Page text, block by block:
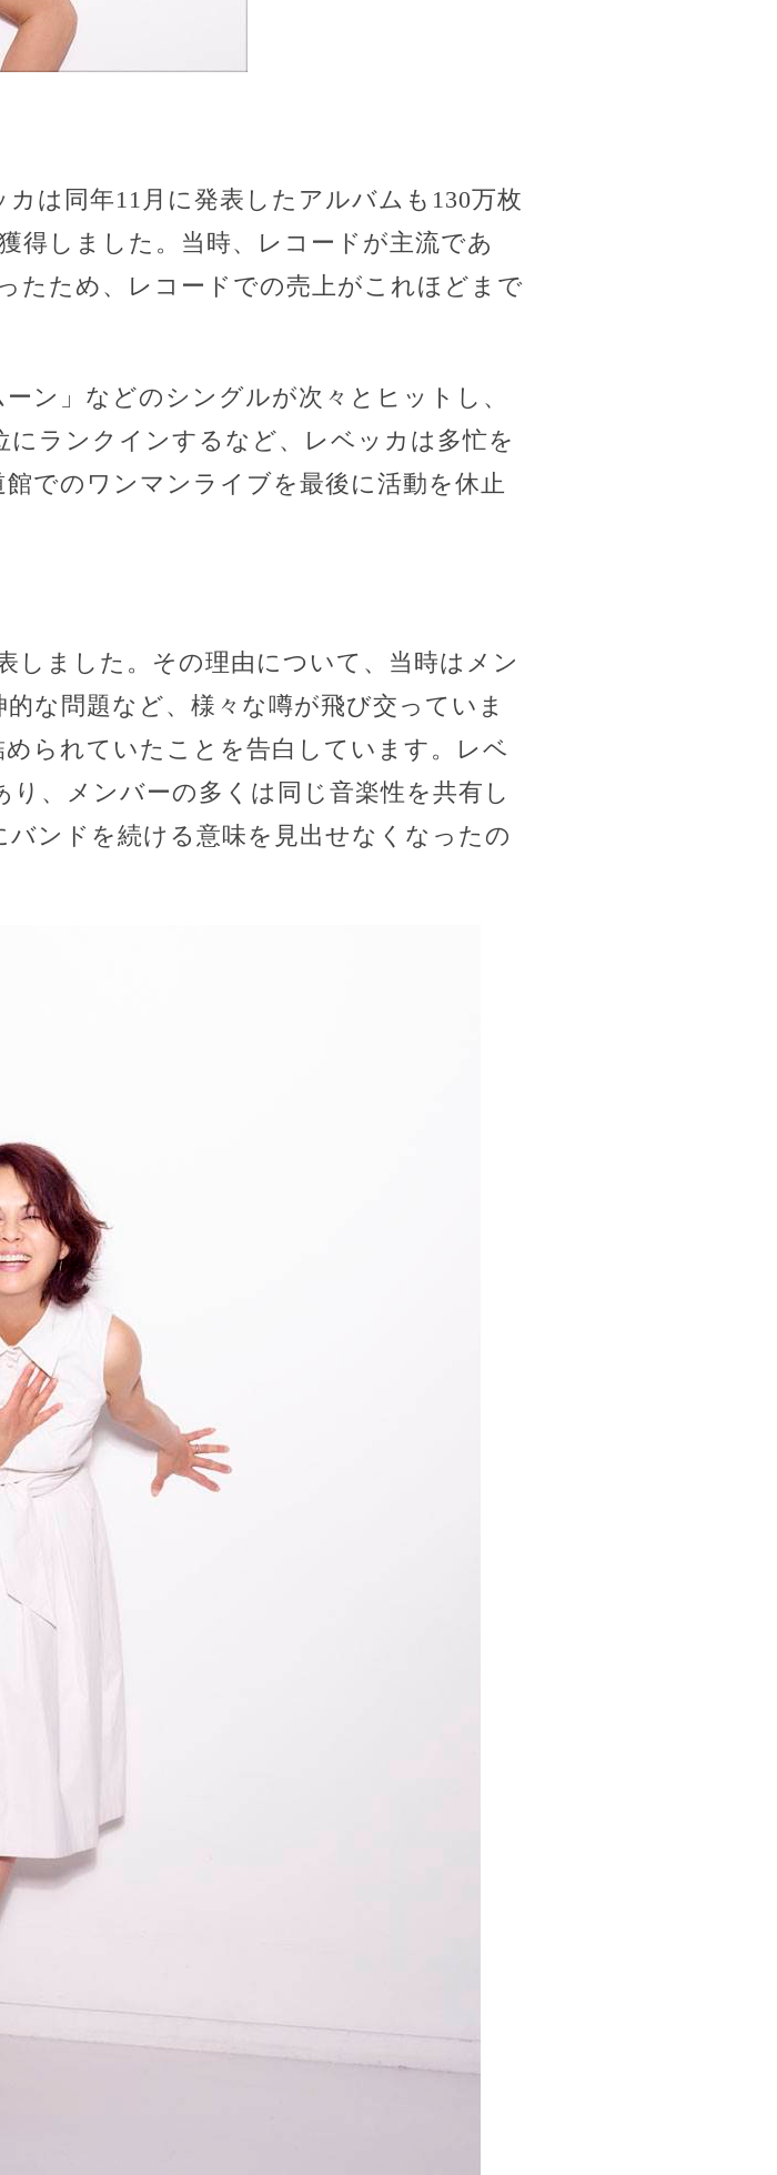
は同年11月に発表したアルバムも130万枚
得しました。当時、レコードが主流であ
たため、レコードでの売上がこれほどまで
ン」などのシングルが次々とヒットし、
ランクインするなど、レベッカは多忙を
でのワンマンライブを最後に活動を休止
しました。その理由について、当時はメン
な問題など、様々な噂が飛び交っていま
られていたことを告白しています。レベ
、メンバーの多くは同じ音楽性を共有し
ンドを続ける意味を見出せなくなったの